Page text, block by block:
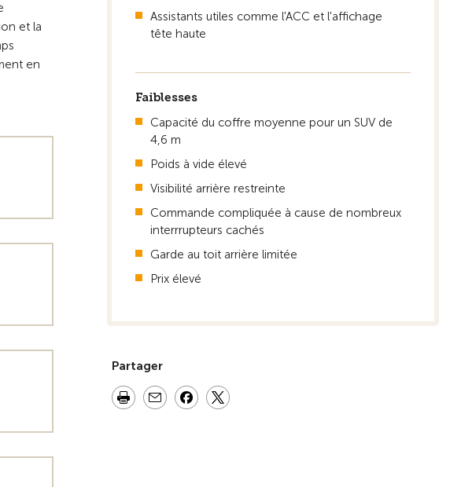
et la
en
Assistants utiles comme l'ACC et l'affichage
tête haute
Faiblesses
Capacité du coffre moyenne pour un SUV de
4,6 m
Poids à vide élevé
Visibilité arrière restreinte
Commande compliquée à cause de nombreux
interrrupteurs cachés
Garde au toit arrière limitée
Prix élevé
Partager